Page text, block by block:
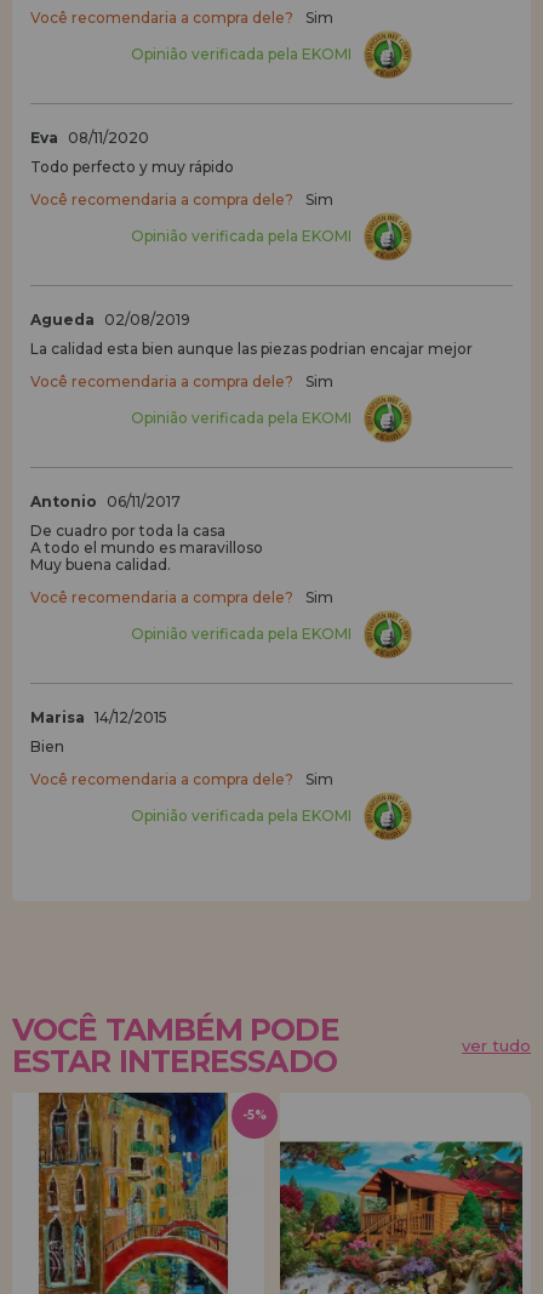
Você recomendaria a compra dele?
Sim
Opinião verificada pela EKOMI
Eva
08/11/2020
Todo perfecto y muy rápido
Você recomendaria a compra dele?
Sim
Opinião verificada pela EKOMI
Agueda
02/08/2019
La calidad esta bien aunque las piezas podrian encajar mejor
Você recomendaria a compra dele?
Sim
Opinião verificada pela EKOMI
Antonio
06/11/2017
De cuadro por toda la casa
A todo el mundo es maravilloso
Muy buena calidad.
Você recomendaria a compra dele?
Sim
Opinião verificada pela EKOMI
Marisa 14/12/2015
Bien
Você recomendaria a compra dele?
Sim
Opinião verificada pela EKOMI
VOCÊ TAMBÉM PODE
ESTAR INTERESSADO
ver tudo
-5%